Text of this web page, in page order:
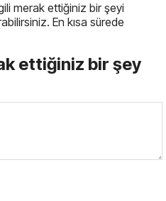
merak ettiğiniz bir şeyi
En kısa sürede
ettiğiniz bir şey